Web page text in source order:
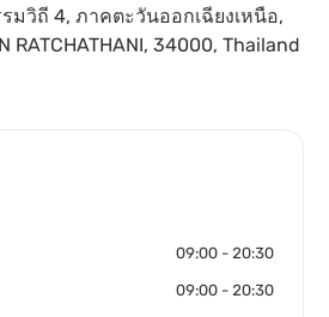
มวิถี 4, ภาคตะวันออกเฉียงเหนือ,
RATCHATHANI, 34000, Thailand
09:00 - 20:30
09:00 - 20:30